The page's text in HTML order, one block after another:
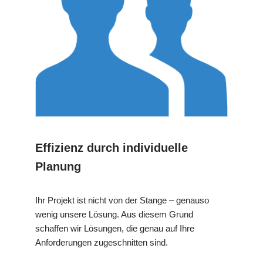
Effizienz durch individuelle
Planung
Ihr Projekt ist nicht von der Stange – genauso
wenig unsere Lösung. Aus diesem Grund
schaffen wir Lösungen, die genau auf Ihre
Anforderungen zugeschnitten sind.